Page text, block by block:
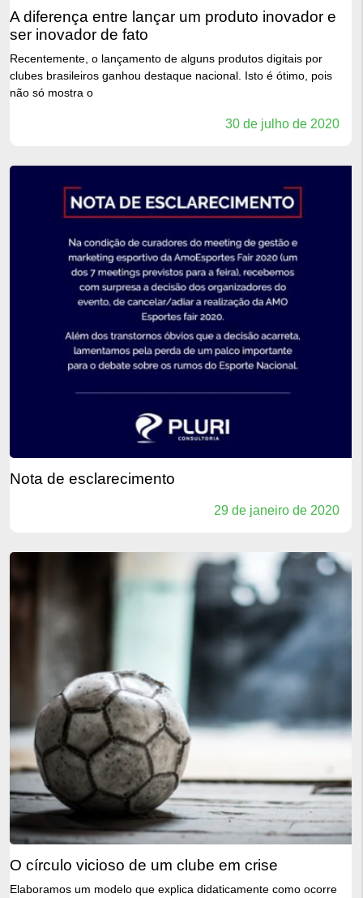
a diferença entre lançar um produto inovador e
ser inovador de fato
Recentemente, o lançamento de alguns produtos digitais por
clubes brasileiros ganhou destaque nacional. Isto é ótimo, pois
não só mostra o
30 de julho de 2020
nota de esclarecimento
29 de janeiro de 2020
o círculo vicioso de um clube em crise
Elaboramos um modelo que explica didaticamente como ocorre